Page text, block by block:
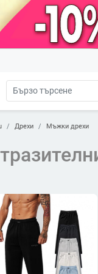
Дрехи Мъжки дрехи